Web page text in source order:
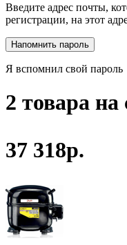
Введите адрес почты,
регистрации, на этот
Я вспомнил свой пароль
2 товара
37 318р.